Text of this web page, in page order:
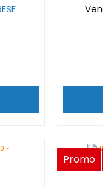
Promo